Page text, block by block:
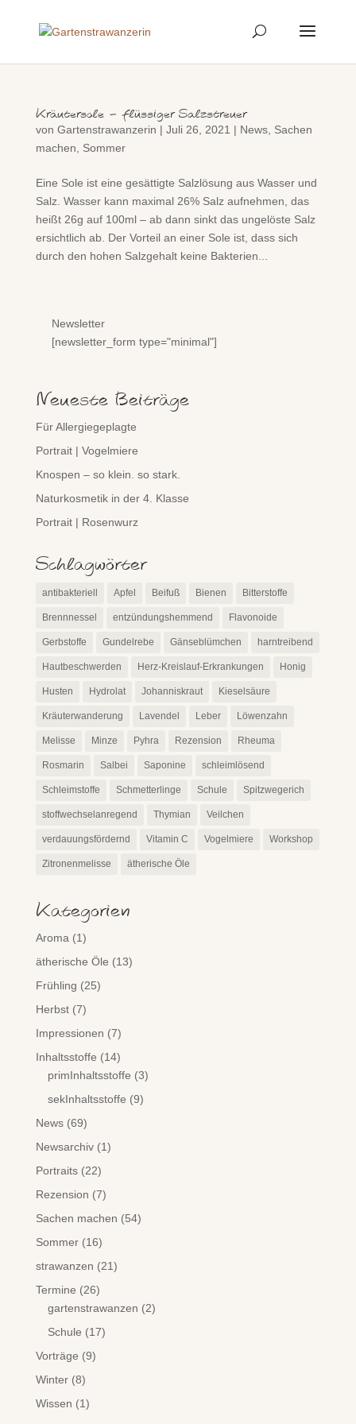
Kräutersole – flüssiger Salzstreuer
von Gartenstrawanzerin | Juli 26, 2021 | News, Sachen
machen
Sommer
Eine Sole ist eine gesättigte Salzlösung aus Wasser und
Salz. Wasser kann maximal 26% Salz aufnehmen, das
heißt 26g auf 100ml – ab dann sinkt das ungelöste Salz
ersichtlich ab. Der Vorteil an einer Sole ist, dass sich
durch den hohen Salzgehalt keine Bakterien...
Newsletter
[newsletter_form type="minimal"]
Neueste Beiträge
Für Allergiegeplagte
Portrait | Vogelmiere
Knospen – so klein. so stark.
Naturkosmetik in der 4. Klasse
Portrait | Rosenwurz
Schlagwörter
antibakteriell Apfel Beifuß Bienen Bitterstoffe
Brennnessel entzündungshemmend Flavonoide
Gerbstoffe Gundelrebe Gänseblümchen harntreibend
Hautbeschwerden Herz-Kreislauf-Erkrankungen Honig
Husten Hydrolat Johanniskraut Kieselsäure
Kräuterwanderung Lavendel Leber Löwenzahn
Melisse Minze Pyhra Rezension Rheuma
Rosmarin Salbei Saponine schleimlösend
Schleimstoffe Schmetterlinge Schule Spitzwegerich
stoffwechselanregend Thymian Veilchen
verdauungsfördernd Vitamin C Vogelmiere Workshop
Zitronenmelisse ätherische Öle
Kategorien
Aroma (1)
ätherische Öle (13)
Frühling (25)
Herbst(7)
Impressionen (7)
Inhaltsstoffe (14)
primInhaltsstoffe (3)
sekInhaltsstoffe (9)
News(69)
Newsarchiv(1)
Portraits(22)
Rezension (7)
Sachen machen (54)
Sommer(16)
strawanzen (21)
Termine (26)
gartenstrawanzen (2)
Schule (17)
Vorträge (9)
Winter(8)
Wissen (1)